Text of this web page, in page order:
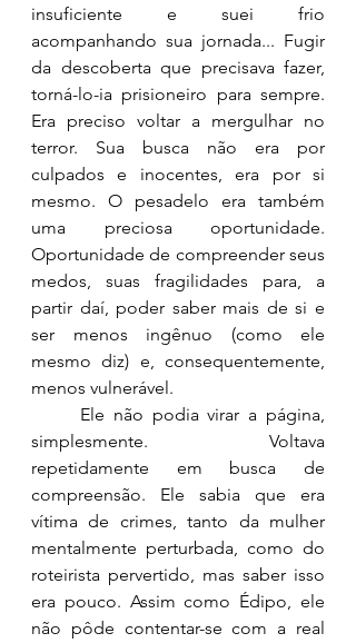
insuficiente e suei frio
acompanhando sua jornada... Fugir
da descoberta que precisava fazer,
torná-lo-ia prisioneiro para sempre.
Era preciso voltar a mergulhar no
terror. Sua busca não era por
culpados e inocentes, era por si
mesmo. O pesadelo era também
uma preciosa oportunidade.
Oportunidade de compreender seus
medos, suas fragilidades para, a
partir daí, poder saber mais de si e
ser menos ingênuo (como ele
mesmo diz) e, consequentemente,
menos vulnerável.
simplesmente. Voltava
repetidamente em busca de
compreensão. Ele sabia que era
vítima de crimes, tanto da mulher
mentalmente perturbada, como do
roteirista pervertido, mas saber isso
era pouco. Assim como Édipo, ele
não pôde contentar-se com a real